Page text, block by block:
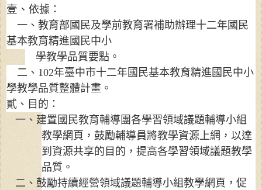
壹、 依據：
一、教育部國民及學前教育署補助辦理十二年國民
基本教育精進國民中小
學教學品質要點。
二、 102年臺中市十二年國民基本教育精進國民中小
學教學品質整體計畫。
貳、目的：
一、建置國民教育輔導團各學習領域議題輔導小組
教學網頁，鼓勵輔導員將教學資源上網，以達
到資源共享的目的，提高各學習領域議題教學
品質。
二、鼓勵持續經營領域議題輔導小組教學網頁，促